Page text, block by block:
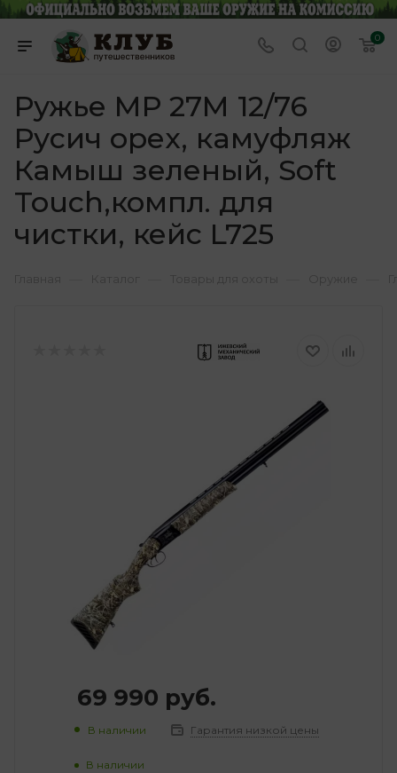
0
Ружье МР 27М 12/76
Русич орех, камуфляж
Камыш зеленый, Soft
Touch,компл. для
чистки, кейс L725
69 990 руб.
В наличии Гарантия низкой цены
В наличии